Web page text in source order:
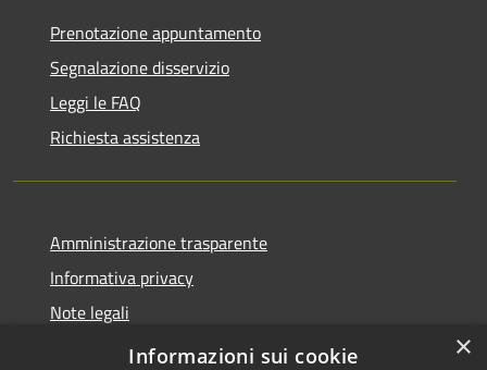
Prenotazione appuntamento
Segnalazione disservizio
Leggi le FAQ
Richiesta assistenza
Amministrazione trasparente
Informativa privacy
Note legali
Dichiarazione di accessibilità
×
Informazioni sui cookie